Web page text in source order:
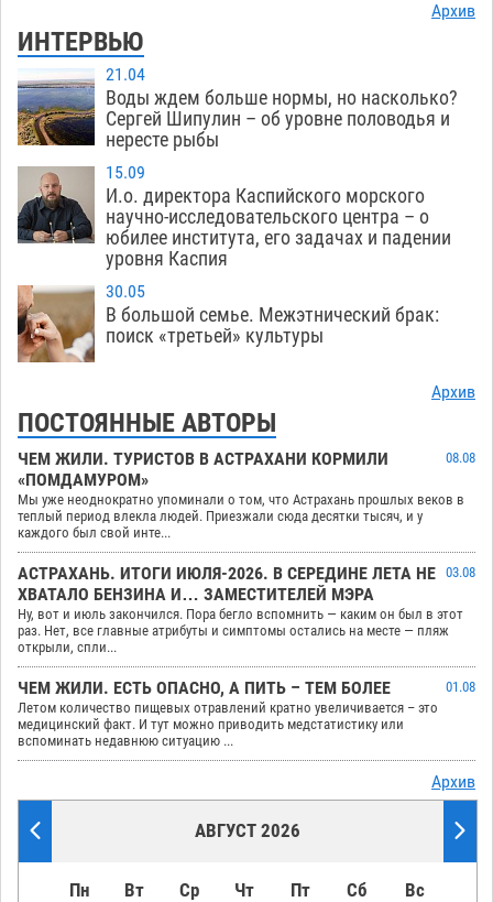
Архив
ИНТЕРВЬЮ
21.04
Воды ждем больше нормы, но насколько?
Сергей Шипулин – об уровне половодья и
нересте рыбы
15.09
И.о. директора Каспийского морского
научно-исследовательского центра – о
юбилее института, его задачах и падении
уровня Каспия
30.05
В большой семье. Межэтнический брак:
поиск «третьей» культуры
Архив
ПОСТОЯННЫЕ АВТОРЫ
ЧЕМ ЖИЛИ. ТУРИСТОВ В АСТРАХАНИ КОРМИЛИ
«ПОМДАМУРОМ»
08.08
Мы уже неоднократно упоминали о том, что Астрахань прошлых веков в
теплый период влекла людей. Приезжали сюда десятки тысяч, и у
каждого был свой инте...
АСТРАХАНЬ. ИТОГИ ИЮЛЯ-2026. В СЕРЕДИНЕ ЛЕТА НЕ
ХВАТАЛО БЕНЗИНА И… ЗАМЕСТИТЕЛЕЙ МЭРА
03.08
Ну, вот и июль закончился. Пора бегло вспомнить — каким он был в этот
раз. Нет, все главные атрибуты и симптомы остались на месте — пляж
открыли, спли...
ЧЕМ ЖИЛИ. ЕСТЬ ОПАСНО, А ПИТЬ – ТЕМ БОЛЕЕ
01.08
Летом количество пищевых отравлений кратно увеличивается – это
медицинский факт. И тут можно приводить медстатистику или
вспоминать недавнюю ситуацию ...
Архив
АВГУСТ 2026
Пн Вт Ср Чт Пт Сб Вс